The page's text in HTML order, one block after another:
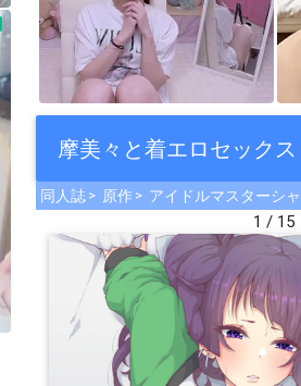
摩美々と着エロセックス
同人誌 原作 アイドルマスターシ
1 / 15